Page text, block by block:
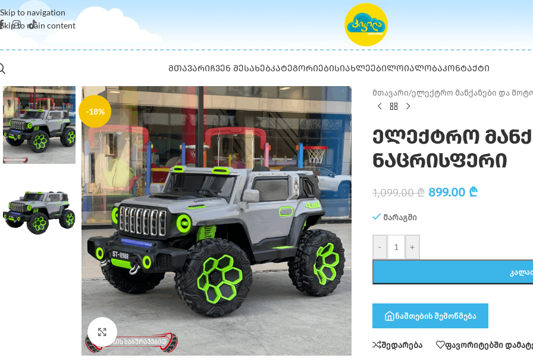
Skip to navigation
Skip to main content
ᲛᲗᲐᲕᲐᲠᲘᲩᲕᲔᲜ ᲨᲔᲡᲐᲮᲔᲑᲙᲐᲢᲔᲒᲝᲠᲘᲔᲑᲘᲡᲘᲐᲮᲚᲔᲔᲑᲘᲚᲝᲘᲐᲚᲝᲑᲐᲙᲝᲜᲢᲐᲥᲢᲘ
-18%
Click to enlarge
მთავარი/ელექტრო მანქანები და
ელექტრო
ნაცრისფერი
1,099.00₾ 899.00 ₾
მარაგში
- +
ნაშთების შემოწმება
შედარება ფავორიტებში